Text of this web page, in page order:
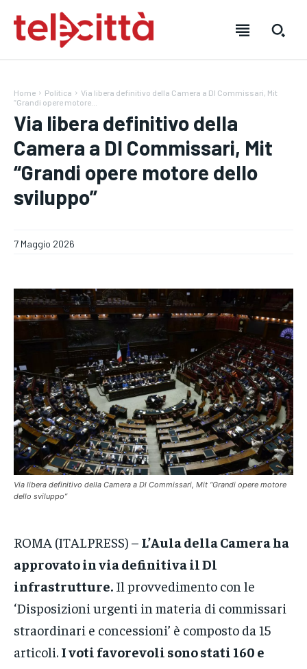
HOME
DIRETTA TELECITTÀ
CRONACA
VENETO
POLITICA
ECONOMIA
SPORT
GRUPPO
CONTATTI
HOME
DIRETTA TELECITTÀ
CRONACA
VENETO
POLITICA
ECONOMIA
SPORT
GRUPPO
CONTATTI
HOME
DIRETTA TELECITTÀ
CRONACA
VENETO
POLITICA
ECONOMIA
SPORT
GRUPPO
CONTATTI
Home Politica
Via libera definitivo della Camera a Dl Commissari, Mit
“Grandi opere motore...
Via libera definitivo della
Camera a Dl Commissari, Mit
“Grandi opere motore dello
sviluppo”
7 Maggio 2026
Via libera definitivo della Camera a Dl Commissari, Mit “Grandi opere motore
dello sviluppo”
ROMA (ITALPRESS) – L’Aula della Camera ha
approvato in via definitiva il Dl
infrastrutture. Il provvedimento con le
‘Disposizioni urgenti in materia di commissari
straordinari e concessioni’ è composto da 15
articoli. I voti favorevoli sono stati 160 e